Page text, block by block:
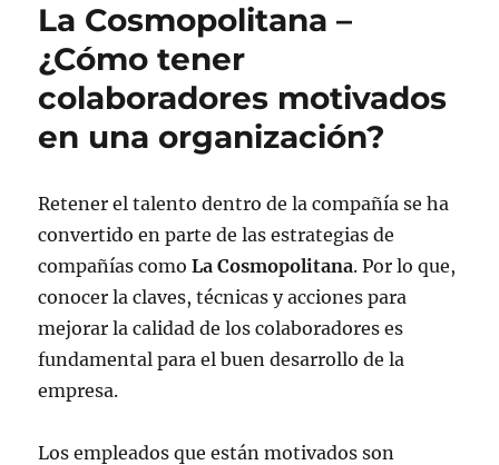
La Cosmopolitana –
¿Cómo tener
colaboradores motivados
en una organización?
Retener el talento dentro de la compañía se ha
convertido en parte de las estrategias de
compañías como La Cosmopolitana. Por lo que,
conocer la claves, técnicas y acciones para
mejorar la calidad de los colaboradores es
fundamental para el buen desarrollo de la
empresa.
Los empleados que están motivados son